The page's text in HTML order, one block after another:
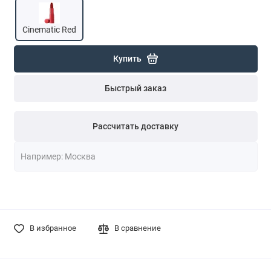
Cinematic Red
Купить
Быстрый заказ
Рассчитать доставку
В избранное В сравнение